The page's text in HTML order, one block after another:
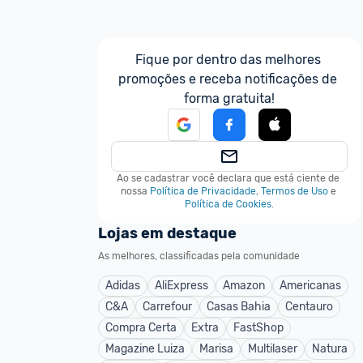
Fique por dentro das melhores
promoções e receba notificações de
forma gratuita!
Ao se cadastrar você declara que está ciente de
nossa Política de Privacidade, Termos de Uso e
Política de Cookies.
Lojas em destaque
As melhores, classificadas pela comunidade
Adidas AliExpress Amazon
Americanas
C&A
Carrefour Casas Bahia
Centauro
Compra Certa
Extra
FastShop
Magazine Luiza
Marisa Multilaser
Natura